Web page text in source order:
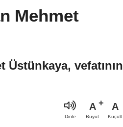
Mehmet
vefatının
Dinle
A
Büyüt
A
Küçült